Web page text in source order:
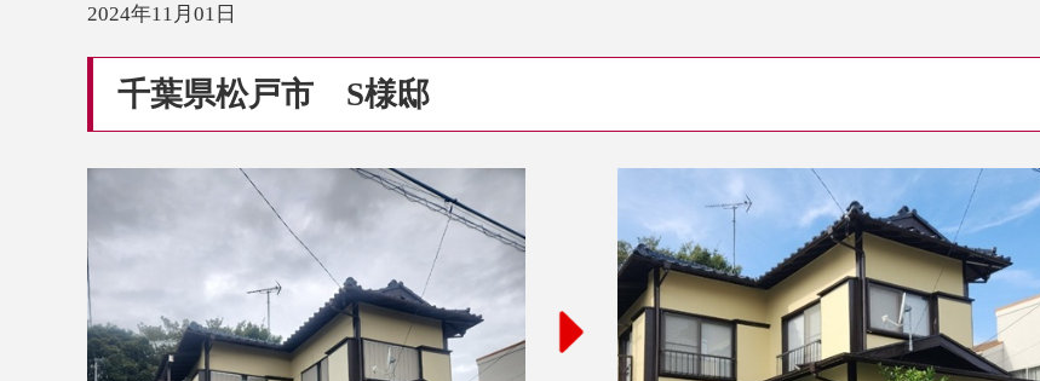
2024年11月01日
千葉県松戸市 S様邸